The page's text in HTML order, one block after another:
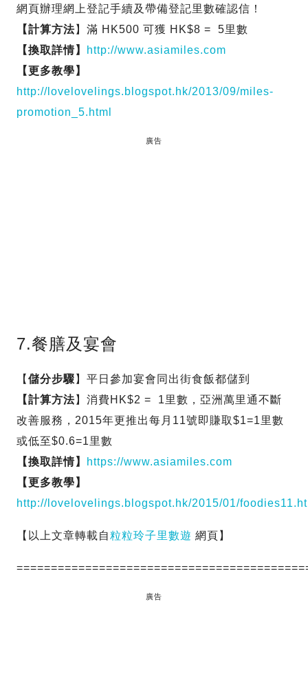
網頁辦理網上登記手續及帶備登記里數確認信！
【計算方法】滿 HK500 可獲 HK$8 = 5里數
【換取詳情】
http://www.asiamiles.com
【更多教學】
http://lovelovelings.blogspot.hk/2013/09/miles-
promotion_5.html
廣告
7.餐膳及宴會
【 儲分步驟 】平日參加宴會同出街食飯都儲到
【計算方法】消費HK$2 = 1里數，亞洲萬里通不斷
改善服務，2015年更推出每月11號即賺取$1=1里數
或低至$0.6=1里數
【換取詳情】
https://www.asiamiles.com
【更多教學】
http://lovelovelings.blogspot.hk/2015/01/
【以上文章轉載自粒粒玲子里數遊 網頁】
廣告